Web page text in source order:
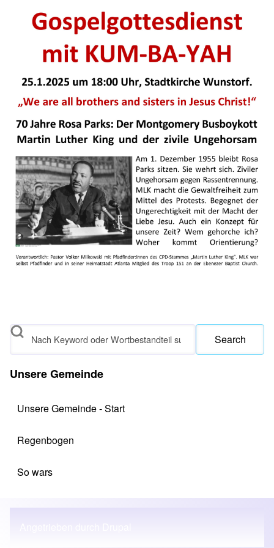
Search
Unsere Gemeinde
Unsere Gemeinde - Start
Regenbogen
So wars